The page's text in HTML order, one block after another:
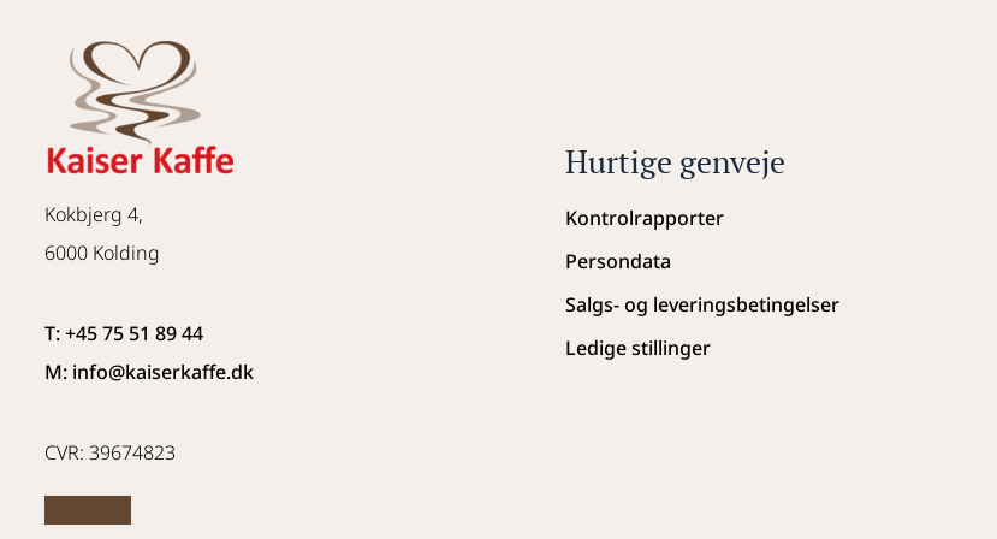
Kokbjerg 4,
6000 Kolding
T: +45 75 51 89 44
M: info@kaiserkaffe.dk
CVR: 39674823
Hurtige genveje
Kontrolrapporter
Persondata
Salgs- og leveringsbetingelser
Ledige stillinger